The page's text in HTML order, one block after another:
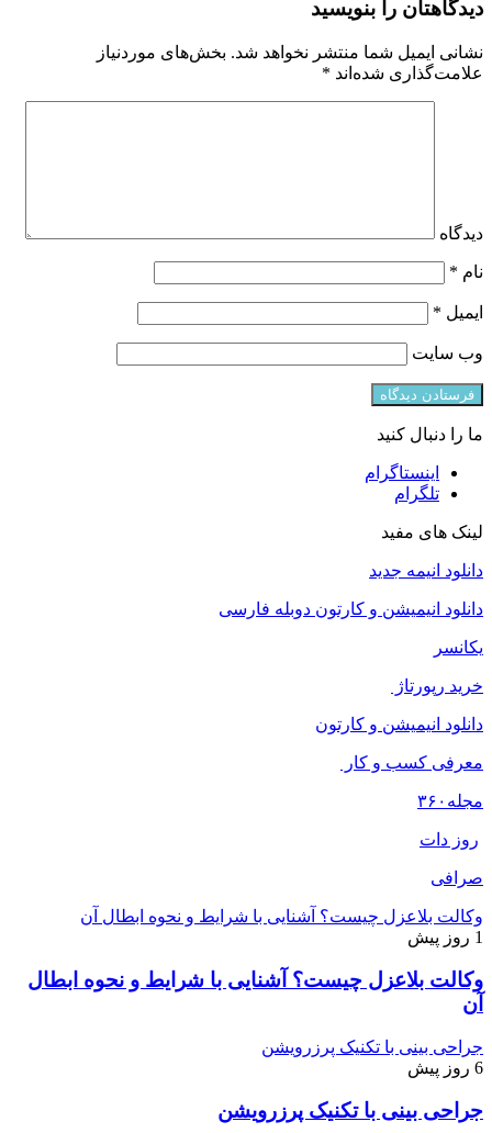
دیدگاهتان را بنویسید
نشانی ایمیل شما منتشر نخواهد شد. بخش‌های موردنیاز
علامت‌گذاری شده‌اند *
دیدگاه
نام *
ایمیل *
وب‌ سایت
ما را دنبال کنید
اینستاگرام
تلگرام
لینک های مفید
دانلود انیمه جدید
دانلود انیمیشن و کارتون دوبله فارسی
یکانسر
خرید رپورتاژ
دانلود انیمیشن و کارتون
معرفی کسب و کار
مجله ۳۶۰
روز دات
صرافی
وکالت بلاعزل چیست؟ آشنایی با شرایط و نحوه ابطال آن
1 روز پیش
وکالت بلاعزل چیست؟ آشنایی با شرایط و نحوه ابطال
آن
جراحی بینی با تکنیک پرزرویشن
6 روز پیش
جراحی بینی با تکنیک پرزرویشن